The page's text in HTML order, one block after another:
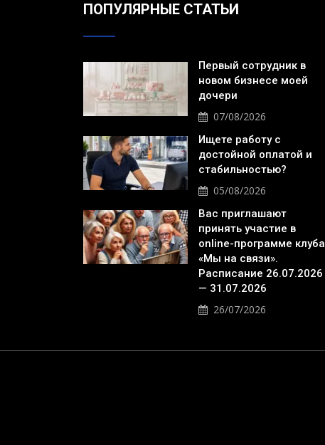
ПОПУЛЯРНЫЕ СТАТЬИ
Первый сотрудник в
новом бизнесе моей
дочери
07/08/2026
Ищете работу с
достойной оплатой и
стабильностью?
05/08/2026
Вас приглашают
принять участие в
online-программе клуба
«Мы на связи».
Расписание 26.07.2026
— 31.07.2026
26/07/2026